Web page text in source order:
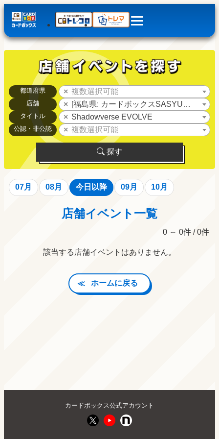
都道府県 複数選択可能
店舗 [福島県: カードボックスSASYU福島店]
タイトル Shadowverse EVOLVE
公認・非公認 複数選択可能
探す
07月 08月 今日以降 09月 10月
店舗イベント一覧
0 ～ 0件 / 0件
該当する店舗イベントはありません。
ホームに戻る
カードボックス公式アカウント